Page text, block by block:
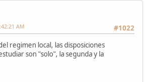
#1022
AM
regimen local, las disposiciones
son "solo", la segunda y la